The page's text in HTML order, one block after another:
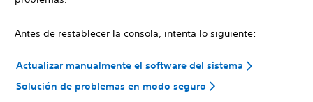
Antes de restablecer la consola, intenta lo siguiente:
Actualizar manualmente el software del sistema
Solución de problemas en modo seguro